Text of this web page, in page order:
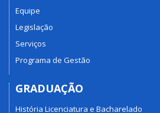
Equipe
Legislação
Serviços
Programa de Gestão
GRADUAÇÃO
História Licenciatura e Bacharelado